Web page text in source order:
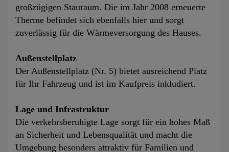
großzügigen Stauraum. Die im Jahr 2008 erneuerte
Therme befindet sich ebenfalls hier und sorgt
zuverlässig für die Wärmeversorgung des Hauses.
Außenstellplatz
Der Außenstellplatz (Nr. 5) bietet ausreichend Platz
für Ihr Fahrzeug und ist im Kaufpreis inkludiert.
Lage und Infrastruktur
Die verkehrsberuhigte Lage sorgt für ein hohes Maß
an Sicherheit und Lebensqualität und macht die
Umgebung besonders attraktiv für Familien und